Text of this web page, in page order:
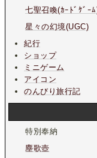
七聖召喚(ｶｰﾄﾞｹﾞｰ
星々の幻境(UGC)
紀行
ショップ
ミニゲーム
アイコン
のんびり旅行記
特別奉納
塵歌壺